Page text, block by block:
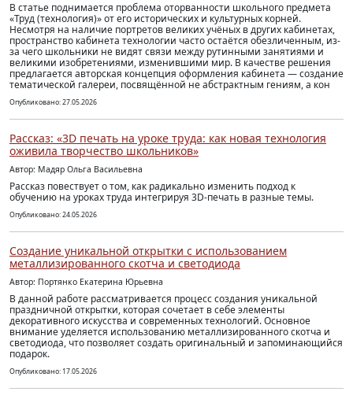
В статье поднимается проблема оторванности школьного предмета
«Труд (технология)» от его исторических и культурных корней.
Несмотря на наличие портретов великих учёных в других кабинетах,
пространство кабинета технологии часто остаётся обезличенным, из-
за чего школьники не видят связи между рутинными занятиями и
великими изобретениями, изменившими мир. В качестве решения
предлагается авторская концепция оформления кабинета — создание
тематической галереи, посвящённой не абстрактным гениям, а кон
Опубликовано: 27.05.2026
Рассказ: «3D печать на уроке труда: как новая технология
оживила творчество школьников»
Автор: Мадяр Ольга Васильевна
Рассказ повествует о том, как радикально изменить подход к
обучению на уроках труда интегрируя 3D-печать в разные темы.
Опубликовано: 24.05.2026
Создание уникальной открытки с использованием
металлизированного скотча и светодиода
Автор: Портянко Екатерина Юрьевна
В данной работе рассматривается процесс создания уникальной
праздничной открытки, которая сочетает в себе элементы
декоративного искусства и современных технологий. Основное
внимание уделяется использованию металлизированного скотча и
светодиода, что позволяет создать оригинальный и запоминающийся
подарок.
Опубликовано: 17.05.2026